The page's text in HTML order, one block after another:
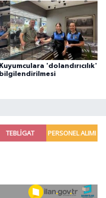
Kuyumculara 'dolandırıcılık'
bilgilendirilmesi